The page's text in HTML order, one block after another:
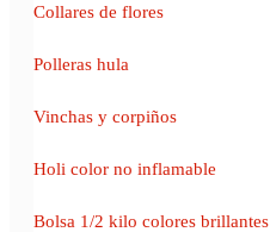
Collares de flores
Polleras hula
Vinchas y corpiños
Holi color no inflamable
Bolsa 1/2 kilo colores brillantes